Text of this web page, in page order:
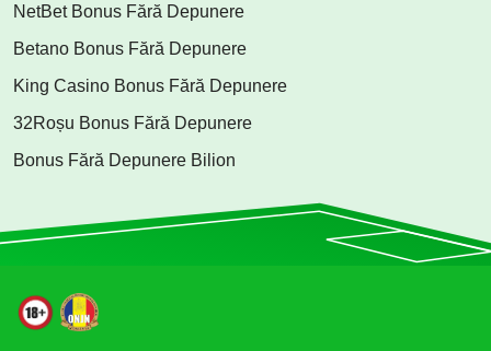
NetBet Bonus Fără Depunere
Betano Bonus Fără Depunere
King Casino Bonus Fără Depunere
32Roșu Bonus Fără Depunere
Bonus Fără Depunere Bilion